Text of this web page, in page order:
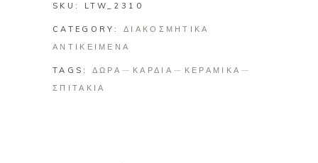
SKU: LTW_2310
CATEGORY:ΔΙΑΚΟΣΜΗΤΙΚΑ
ΑΝΤΙΚΕΙΜΕΝΑ
TAGS: ΔΩΡΑ ΚΑΡΔΙΑ
ΚΕΡΑΜΙΚΑ
ΣΠΙΤΑΚΙΑ